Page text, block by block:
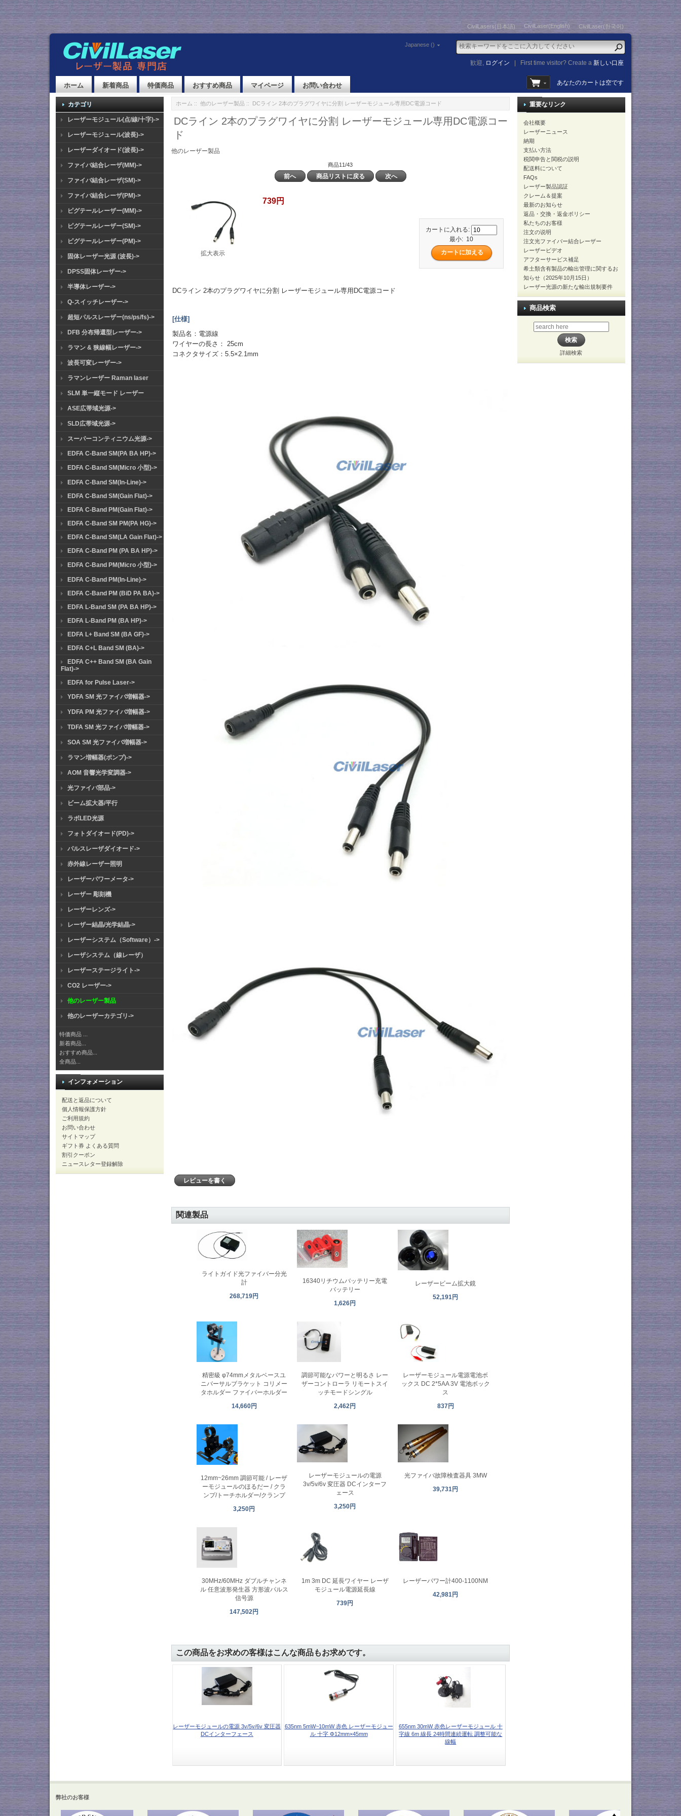
CivilLasers(日本語) CivilLaser(English) CivilLaser(한국어)
Japanese ()
歓迎, ログイン First time visitor? Create a新しい口座
ホーム 新着商品 特価商品 おすすめ商品 マイページ お問い合わせ あなたのカートは空です
カテゴリ
レーザーモジュール(点/線/十字)->
レーザーモジュール(波長)->
レーザーダイオード(波長)->
ファイバ結合レーザ(MM)->
ファイバ結合レーザ(SM)->
ファイバ結合レーザ(PM)->
ピグテールレーザー(MM)->
ピグテールレーザー(SM)->
ピグテールレーザー(PM)->
固体レーザー光源 (波長)->
DPSS固体レーザー->
半導体レーザー->
Q-スイッチレーザー->
超短パルスレーザー(ns/ps/fs)->
DFB 分布帰還型レーザー->
ラマン & 狭線幅レーザー->
波長可変レーザー->
ラマンレーザー Raman laser
SLM 単一縦モード レーザー
ASE広帯域光源->
SLD広帯域光源->
スーパーコンティニウム光源->
EDFA C-Band SM(PA BA HP)->
EDFA C-Band SM(Micro 小型)->
EDFA C-Band SM(In-Line)->
EDFA C-Band SM(Gain Flat)->
EDFA C-Band PM(Gain Flat)->
EDFA C-Band SM PM(PA HG)->
EDFA C-Band SM(LA Gain Flat)->
EDFA C-Band PM (PA BA HP)->
EDFA C-Band PM(Micro 小型)->
EDFA C-Band PM(In-Line)->
EDFA C-Band PM (BiD PA BA)->
EDFA L-Band SM (PA BA HP)->
EDFA L-Band PM (BA HP)->
EDFA L+ Band SM (BA GF)->
EDFA C+L Band SM (BA)->
EDFA C++ Band SM (BA Gain
Flat)->
EDFA for Pulse Laser->
YDFA SM 光ファイバ増幅器->
YDFA PM 光ファイバ増幅器->
TDFA SM 光ファイバ増幅器->
SOA SM 光ファイバ増幅器->
ラマン増幅器(ポンプ)->
AOM 音響光学変調器->
光ファイバ部品->
ビーム拡大器/平行
ラボLED光源
フォトダイオード(PD)->
パルスレーザダイオード->
赤外線レーザー照明
レーザーパワーメータ->
レーザー 彫刻機
レーザーレンズ->
レーザー結晶/光学結晶->
レーザーシステム（Software）->
レーザシステム（線レーザ）
レーザーステージライト->
CO2 レーザー->
他のレーザー製品
他のレーザーカテゴリ->
特価商品 ...
新着商品...
おすすめ商品...
全商品...
インフォメーション
配送と返品について
個人情報保護方針
ご利用規約
お問い合わせ
サイトマップ
ギフト券 よくある質問
割引クーポン
ニュースレター登録解除
ホーム :: 他のレーザー製品 :: DCライン 2本のプラグワイヤに分割 レーザーモジュール専用DC電源コード
DCライン 2本のプラグワイヤに分割 レーザーモジュール専用DC電源コー
ド
他のレーザー製品
商品11/43
前へ 商品リストに戻る 次へ
拡大表示
739円
カートに入れる:
最小: 10
DCライン 2本のプラグワイヤに分割 レーザーモジュール専用DC電源コード
[仕様]
製品名：電源線
ワイヤーの長さ： 25cm
コネクタサイズ：5.5×2.1mm
レビューを書く
関連製品
ライトガイド光ファイバー分光
計
268,719円
16340リチウムバッテリー充電
バッテリー
1,626円
レーザービーム拡大鏡
52,191円
精密級 φ74mmメタルベースユ
ニバーサルブラケット コリメー
タホルダー ファイバーホルダー
14,660円
調節可能なパワーと明るさ レー
ザーコントローラ リモートスイ
ッチモードシングル
2,462円
レーザーモジュール電源電池ボ
ックス DC 2*5AA 3V 電池ボック
ス
837円
12mm~26mm 調節可能 / レーザ
ーモジュールのほるだー / クラ
ンプ/トーチホルダー/クランプ
3,250円
レーザーモジュールの電源
3v/5v/6v 変圧器 DCインターフ
ェース
3,250円
光ファイバ故障検査器具 3MW
39,731円
30MHz/60MHz ダブルチャンネ
ル 任意波形発生器 方形波パルス
信号源
147,502円
1m 3m DC 延長ワイヤー レーザ
モジュール電源延長線
739円
レーザーパワー計400-1100NM
42,981円
この商品をお求めの客様はこんな商品もお求めです。
レーザーモジュールの電源 3v/5v/6v 変圧器
DCインターフェース
635nm 5mW~10mW 赤色 レーザーモジュー
ル 十字 Φ12mm×45mm
655nm 30mW 赤色レーザーモジュール 十
字線 6m 線長 24時間連続運転 調整可能な
線幅
重要なリンク
会社概要
レーザーニュース
納期
支払い方法
税関申告と関税の説明
配送料について
FAQs
レーザー製品認証
クレーム＆提案
最新のお知らせ
返品・交換・返金ポリシー
私たちのお客様
注文の说明
注文光ファイバー結合レーザー
レーザービデオ
アフターサービス補足
希土類含有製品の輸出管理に関するお
知らせ（2025年10月15日）
レーザー光源の新たな輸出規制要件
商品検索
詳細検索
弊社のお客様